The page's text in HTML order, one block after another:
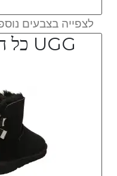
לצפייה בצבעים
UGG כל הדגמים והצבעים